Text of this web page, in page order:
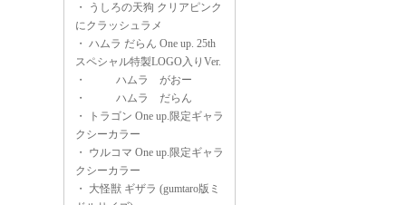
・
うしろの天狗 クリアピンク
にクラッシュラメ
・ ハムラ だらん One up. 25th
スペシャル特製LOGO入りVer.
・
ハムラ がおー
・
ハムラ だらん
・
トラゴン One up.限定ギャラ
クシーカラー
・ ウルコマ One up.限定ギャラ
クシーカラー
・ 大怪獣 ギザラ (gumtaro版ミ